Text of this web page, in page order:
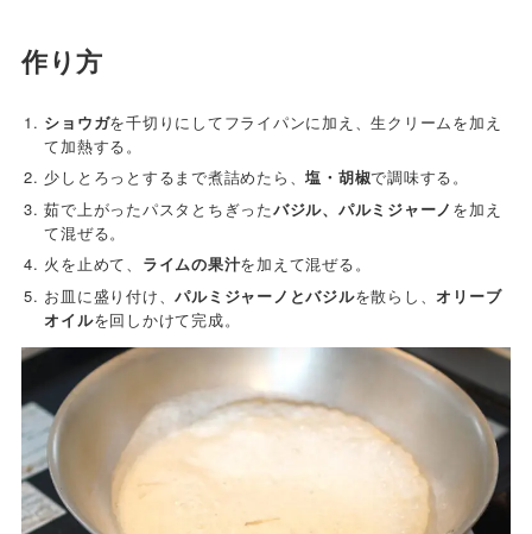
作り方
ショウガを千切りにしてフライパンに加え、生クリームを加え
て加熱する。
少しとろっとするまで煮詰めたら、塩・胡椒で調味する。
茹で上がったパスタとちぎったバジル、パルミジャーノ を加え
て混ぜる。
火を止めて、 ライムの果汁を加えて混ぜる。
お皿に盛り付け、パルミジャーノとバジルを散らし、オリーブ
オイルを回しかけて完成。